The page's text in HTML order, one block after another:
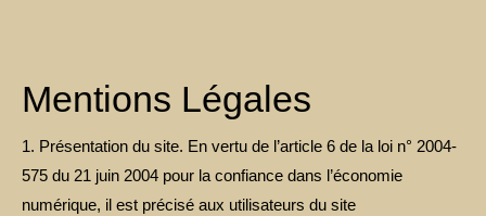
Mentions Légales
1. Présentation du site. En vertu de l’article 6 de la loi n° 2004-
575 du 21 juin 2004 pour la confiance dans l’économie
numérique, il est précisé aux utilisateurs du site